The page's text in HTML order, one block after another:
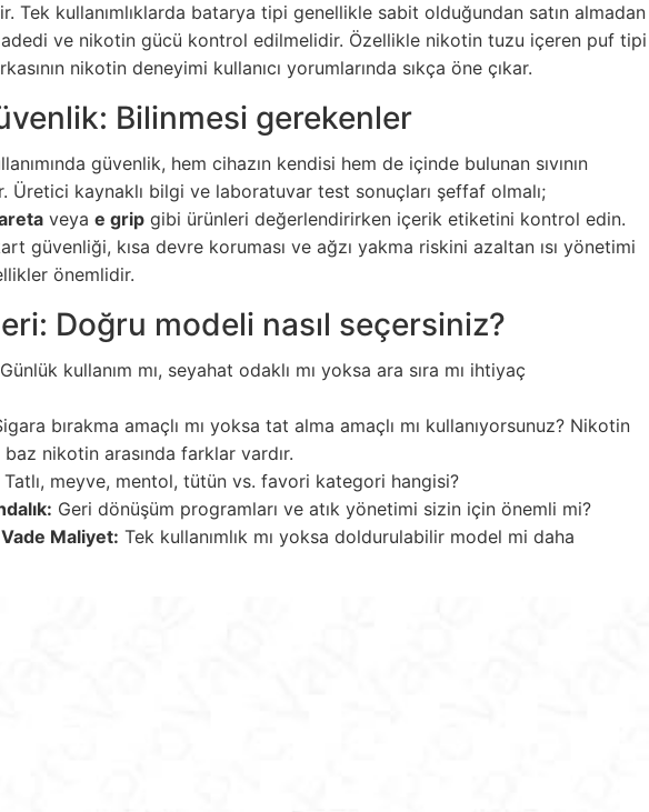
Tek kullanımlıklarda batarya tipi genellikle sabit olduğundan satın almadan
ve nikotin gücü kontrol edilmelidir. Özellikle nikotin tuzu içeren puf tipi
nikotin deneyimi kullanıcı yorumlarında sıkça öne çıkar.
Bilinmesi gerekenler
güvenlik, hem cihazın kendisi hem de içinde bulunan sıvının
Üretici kaynaklı bilgi ve laboratuvar test sonuçları şeffaf olmalı;
veya e grip gibi ürünleri değerlendirirken içerik etiketini kontrol edin.
güvenliği, kısa devre koruması ve ağzı yakma riskini azaltan ısı yönetimi
önemlidir.
Doğru modeli nasıl seçersiniz?
Günlük kullanım mı, seyahat odaklı mı yoksa ara sıra mı ihtiyaç
bırakma amaçlı mı yoksa tat alma amaçlı mı kullanıyorsunuz? Nikotin
nikotin arasında farklar vardır.
Tatlı, meyve, mentol, tütün vs. favori kategori hangisi?
Geri dönüşüm programları ve atık yönetimi sizin için önemli mi?
Maliyet: Tek kullanımlık mı yoksa doldurulabilir model mi daha